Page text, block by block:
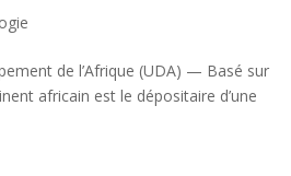
de l’Afrique (UDA) — Basé sur
africain est le dépositaire d’une